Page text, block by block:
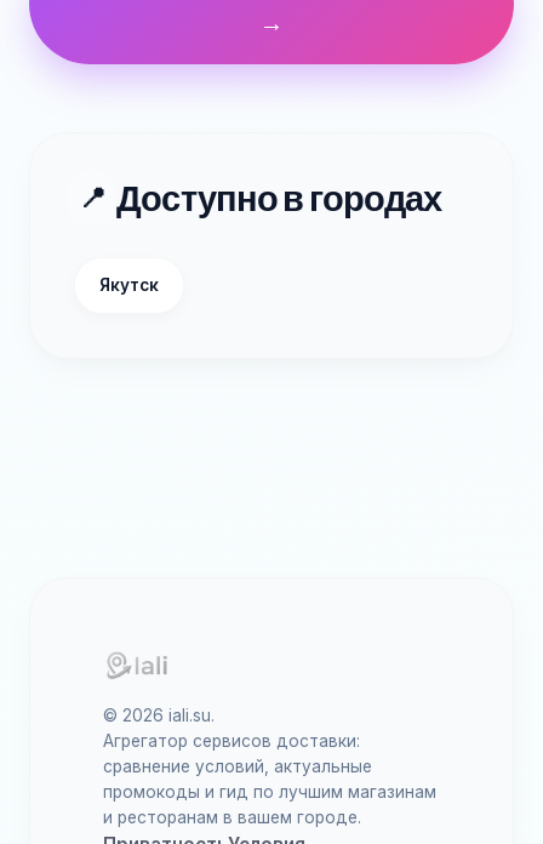
→
📍 Доступно в городах
Якутск
© 2026 iali.su.
Агрегатор сервисов доставки:
сравнение условий, актуальные
промокоды и гид по лучшим магазинам
и ресторанам в вашем городе.